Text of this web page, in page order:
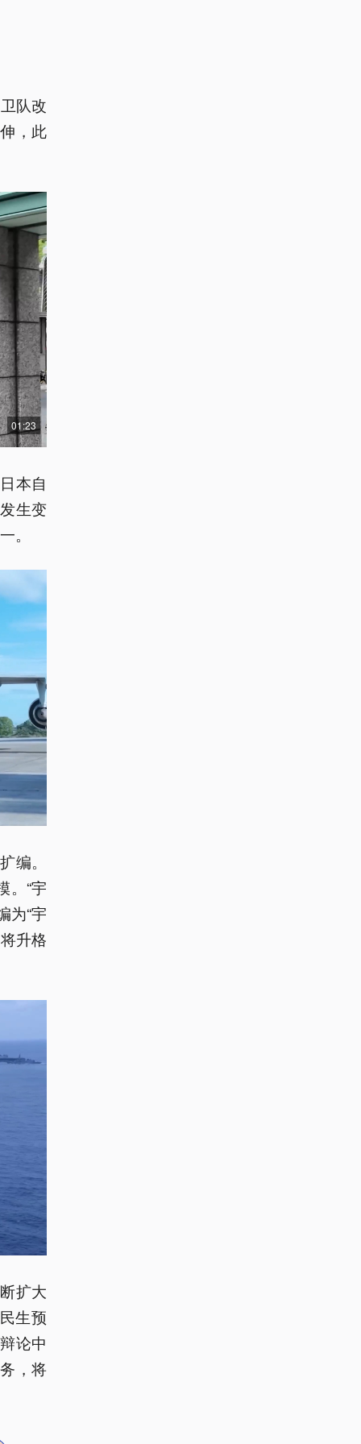
队改
，此
01:23
本自
生变
。
编。
。“宇
为“宇
升格
扩大
生预
论中
，将